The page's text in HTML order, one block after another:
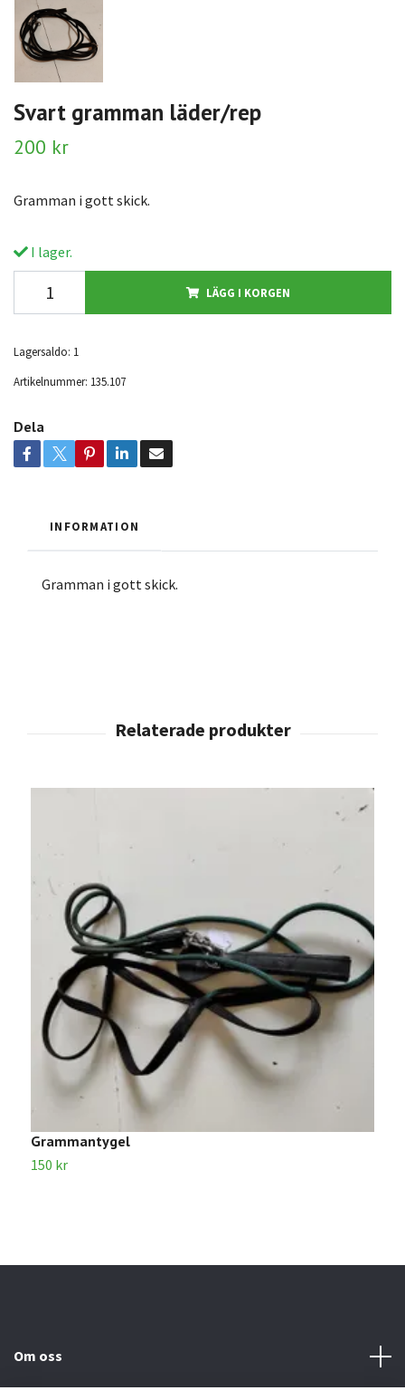
Svart gramman läder/rep
200 kr
Gramman i gott skick.
I lager.
LÄGG I KORGEN
Lagersaldo: 1
Artikelnummer: 135.107
Dela
INFORMATION
Gramman i gott skick.
Grammantygel
150 kr
Om oss